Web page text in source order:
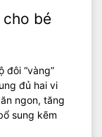
cho bé
đôi “vàng”
đủ hai vi
ngon, tăng
sung kẽm